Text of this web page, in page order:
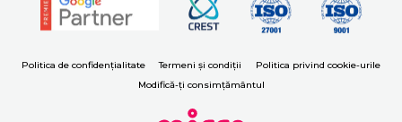
Politica de confidențialitate Termeni și condiții
Politica privind cookie-urile
Modifică-ți consimțământul